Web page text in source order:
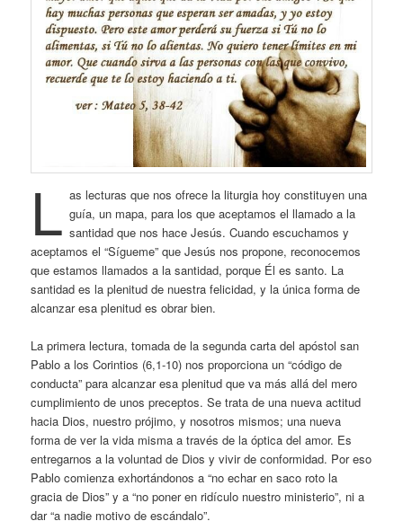
L as lecturas que nos ofrece la liturgia hoy constituyen una
guía, un mapa, para los que aceptamos el llamado a la
santidad que nos hace Jesús. Cuando escuchamos y
aceptamos el “Sígueme” que Jesús nos propone, reconocemos
que estamos llamados a la santidad, porque Él es santo. La
santidad es la plenitud de nuestra felicidad, y la única forma de
alcanzar esa plenitud es obrar bien.
La primera lectura, tomada de la segunda carta del apóstol san
Pablo a los Corintios (6,1-10) nos proporciona un “código de
conducta” para alcanzar esa plenitud que va más allá del mero
cumplimiento de unos preceptos. Se trata de una nueva actitud
hacia Dios, nuestro prójimo, y nosotros mismos; una nueva
forma de ver la vida misma a través de la óptica del amor. Es
entregarnos a la voluntad de Dios y vivir de conformidad. Por eso
Pablo comienza exhortándonos a “no echar en saco roto la
gracia de Dios” y a “no poner en ridículo nuestro ministerio”, ni a
dar “a nadie motivo de escándalo”.